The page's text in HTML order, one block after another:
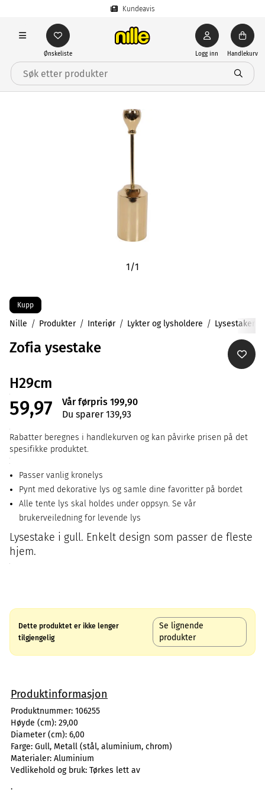
Kundeavis
Ønskeliste Logg inn Handlekurv
1/1
Kupp
Nille Produkter Interiør Lykter og lysholdere Lysestaker
Zofia ysestake
H29cm
59,97
Vår førpris 199,90
Du sparer 139,93
Rabatter beregnes i handlekurven og kan påvirke prisen på det
spesifikke produktet.
Passer vanlig kronelys
Pynt med dekorative lys og samle dine favoritter på bordet
Alle tente lys skal holdes under oppsyn. Se vår
brukerveiledning for levende lys
Lysestake i gull. Enkelt design som passer de fleste
hjem.
Dette produktet er ikke lenger
tilgjengelig
Se lignende
produkter
Produktinformasjon
Produktnummer: 106255
Høyde (cm): 29,00
Diameter (cm): 6,00
Farge: Gull, Metall (stål, aluminium, chrom)
Materialer: Aluminium
Vedlikehold og bruk: Tørkes lett av
.